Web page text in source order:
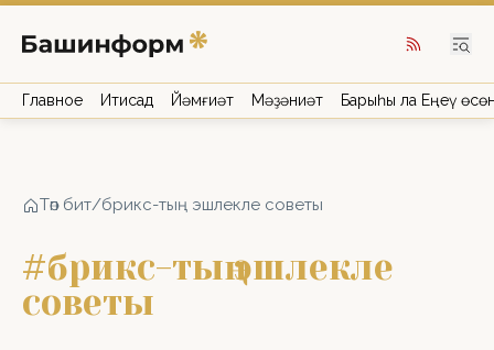
Главное Иҡтисад Йәмғиәт Мәҙәниәт Барыһы ла Еңеү
Төп бит/брикс-тың эшлекле советы
#брикс-тың эшлекле
советы